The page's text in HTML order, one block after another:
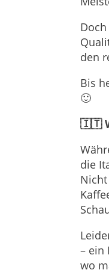
den
Bis
🙂
🇮🇹
die
– ein
wo